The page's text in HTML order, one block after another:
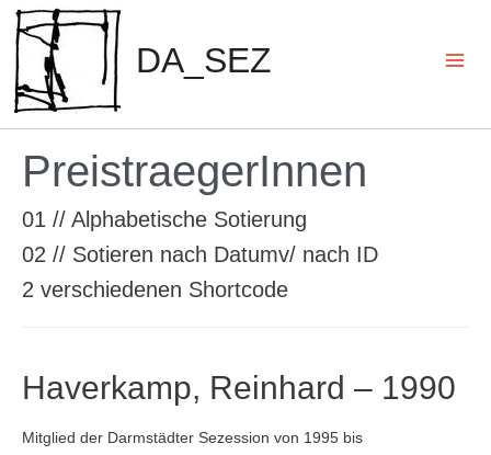
Zum
Inhalt
springen
DA_SEZ
PreistraegerInnen
01 // Alphabetische Sotierung
02 // Sotieren nach Datumv/ nach ID
2 verschiedenen Shortcode
Haverkamp, Reinhard – 1990
Mitglied der Darmstädter Sezession von 1995 bis